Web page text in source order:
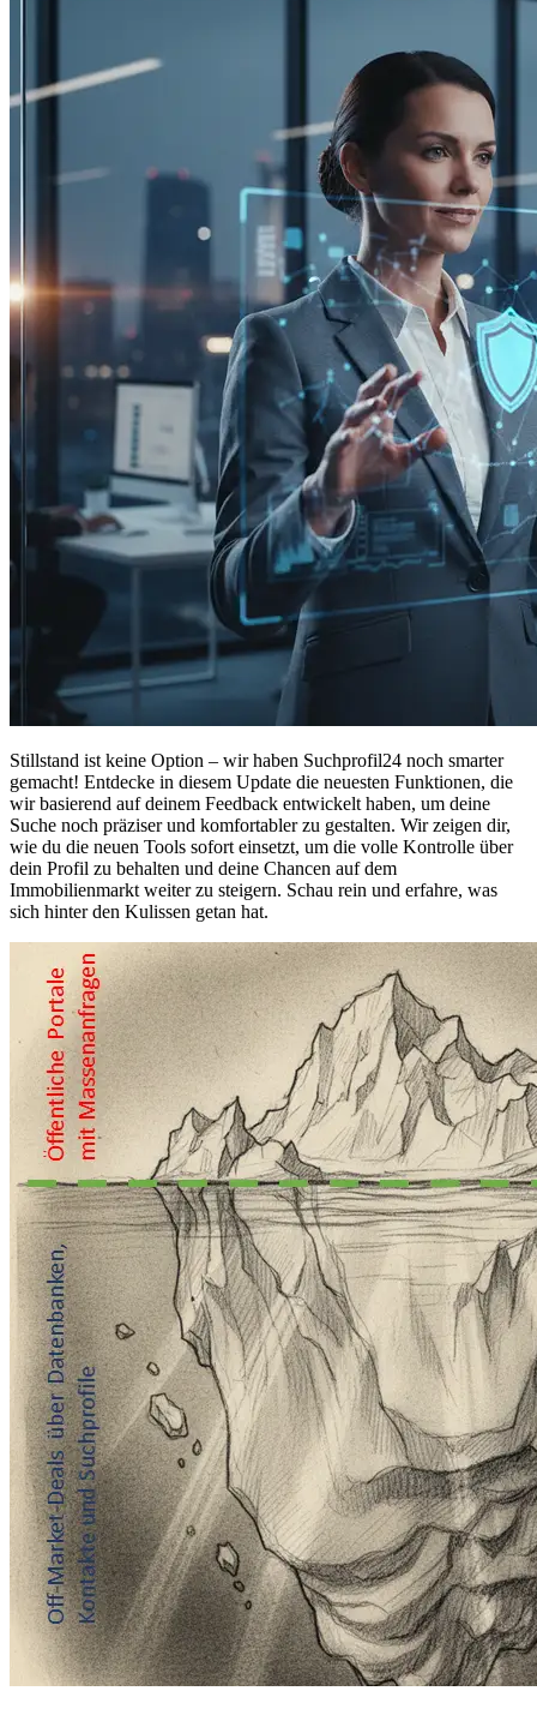
Stillstand ist keine Option – wir haben Suchprofil24 noch smarter
gemacht! Entdecke in diesem Update die neuesten Funktionen, die
wir basierend auf deinem Feedback entwickelt haben, um deine
Suche noch präziser und komfortabler zu gestalten. Wir zeigen dir,
wie du die neuen Tools sofort einsetzt, um die volle Kontrolle über
dein Profil zu behalten und deine Chancen auf dem
Immobilienmarkt weiter zu steigern. Schau rein und erfahre, was
sich hinter den Kulissen getan hat.